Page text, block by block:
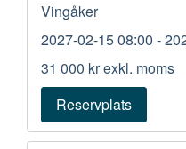
Vingåker
2027-02-15 08:00 -
31 000 krexkl. moms
Reservplats